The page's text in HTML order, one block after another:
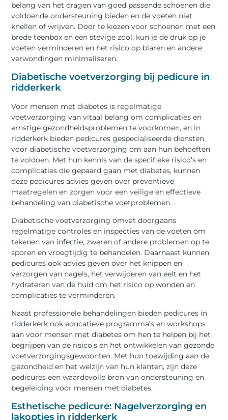
belang van het dragen van goed passende schoenen die
voldoende ondersteuning bieden en de voeten niet
knellen of wrijven. Door te kiezen voor schoenen met een
brede teenbox en een stevige zool, kun je de druk op je
voeten verminderen en het risico op blaren en andere
verwondingen minimaliseren.
Diabetische voetverzorging bij pedicure in
ridderkerk
Voor mensen met diabetes is regelmatige
voetverzorging van vitaal belang om complicaties en
ernstige gezondheidsproblemen te voorkomen, en in
ridderkerk bieden pedicures gespecialiseerde diensten
voor diabetische voetverzorging om aan hun behoeften
te voldoen. Met hun kennis van de specifieke risico’s en
complicaties die gepaard gaan met diabetes, kunnen
deze pedicures advies geven over preventieve
maatregelen en zorgen voor een veilige en effectieve
behandeling van diabetische voetproblemen.
Diabetische voetverzorging omvat doorgaans
regelmatige controles en inspecties van de voeten om
tekenen van infectie, zweren of andere problemen op te
sporen en vroegtijdig te behandelen. Daarnaast kunnen
pedicures ook advies geven over het knippen en
verzorgen van nagels, het verwijderen van eelt en het
hydrateren van de huid om het risico op wonden en
complicaties te verminderen.
Naast professionele behandelingen bieden pedicures in
ridderkerk ook educatieve programma’s en workshops
aan voor mensen met diabetes om hen te helpen bij het
begrijpen van de risico’s en het ontwikkelen van gezonde
voetverzorgingsgewoonten. Met hun toewijding aan de
gezondheid en het welzijn van hun klanten, zijn deze
pedicures een waardevolle bron van ondersteuning en
begeleiding voor mensen met diabetes.
Esthetische pedicure: Nagelverzorging en
lakopties in ridderkerk